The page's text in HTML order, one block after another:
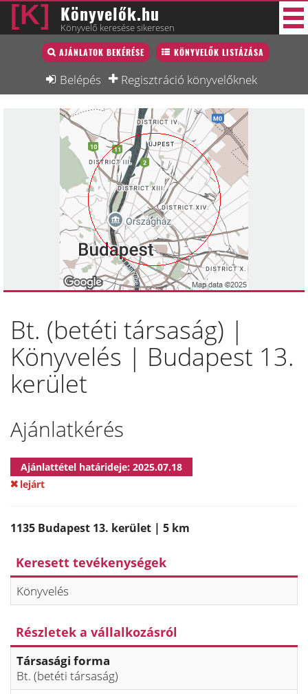
Könyvelők.hu
Könyvelő keresése sikeresen
AJÁNLATOK BEKÉRÉSE KÖNYVELŐK LISTÁZÁSA
Belépés Regisztráció könyvelőknek
Könyvelő lista
Könyvelési munkák
Képzésnaptár
Bt. (betéti társaság) |
Könyvelés | Budapest 13.
kerület
Ajánlatkérés
Ajánlattétel határideje: 2025.07.18
lejárt
1135 Budapest 13. kerület | 5 km
Keresett tevékenységek
Könyvelés
Részletek a vállalkozásról
Társasági forma
Bt. (betéti társaság)